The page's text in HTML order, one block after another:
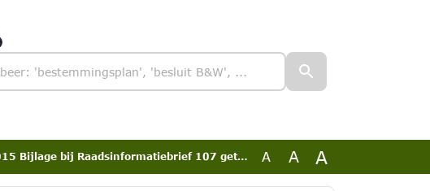
bij Raadsinformatiebrief 107 getek Brief aan de Stichting Beheer Renbaan Duindigt A A A